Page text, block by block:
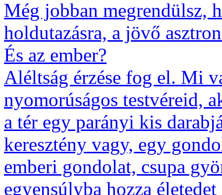
Még jobban megrendülsz,
holdutazásra, a jövő
És az ember?
Aléltság érzése fog el. Mi
nyomorúságos testvéreid,
a tér egy parányi kis
keresztény vagy, egy
emberi gondolat, csupa
egyensúlyba hozza